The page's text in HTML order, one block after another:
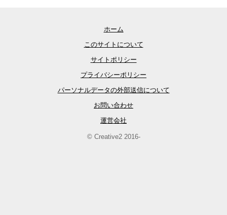
ホーム
このサイトについて
サイトポリシー
プライバシーポリシー
パーソナルデータの外部送信について
お問い合わせ
運営会社
© Creative2 2016-